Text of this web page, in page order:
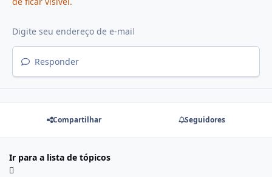
Responder
Compartilhar Seguidores
Ir para a lista de tópicos